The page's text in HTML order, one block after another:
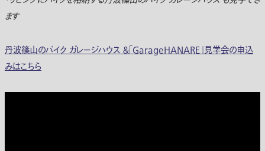
ます
丹波篠山のバイク ガレージハウス ＆「GarageHANARE」見学会の申込
みはこちら